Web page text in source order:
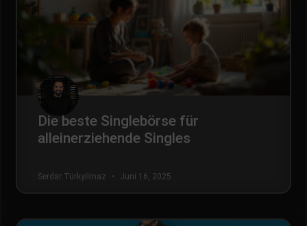
Die beste Singlebörse für
alleinerziehende Singles
Serdar Türkyilmaz Juni 16, 2025